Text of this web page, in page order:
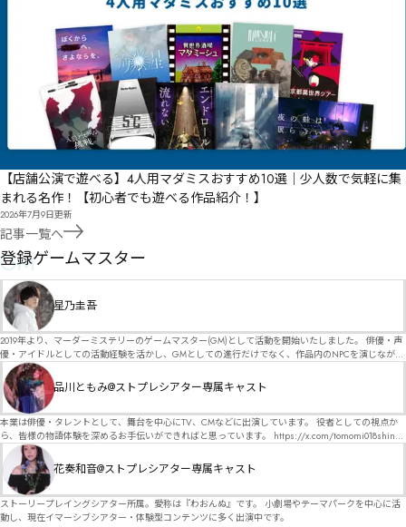
【店舗公演で遊べる】4人用マダミスおすすめ10選｜少人数で気軽に集
まれる名作！【初心者でも遊べる作品紹介！】
2026年7月9日更新
記事一覧へ
GM
登録ゲームマスター
星乃圭吾
2019年より、マーダーミステリーのゲームマスター(GM)として活動を開始いたしました。 俳優・声
優・アイドルとしての活動経験を活かし、GMとしての進行だけでなく、作品内のNPCを演じなが
ら、お客様に物語の世界へ入り込んでいただくような演出・サービスを得意としています。 自分自
身でも作品制作を行っているので、作家さんが作品に込めた想いや意図を大切にしながら、その作
品の魅力をお客様に届けられるような公演を心がけています。 参加してくださる皆様がどんなエン
ディングを迎えるのか、どんな物語が生まれるのかを想像しながら、公演を進めていく時間が本当
に大好きです！ 対応可能作品は、オフライン（対面）作品のみとなります。 得意分野をひとつ挙げ
るなら恋愛もの（恋愛要素を含むシナリオ）ですが、ファンタジー、デスゲーム、青春ものなど、
ジャンルを問わず幅広く対応可能です！お任せください！ 《所属団体・店舗》 ★ Lanbelysma -ラン
ビリズマ- (代表・制作・GM) ★ ストーリープレイングシアター (GM) ★ フィネガンズ ウェイク
(GM)
品川ともみ@ストプレシアター専属キャスト
本業は俳優・タレントとして、舞台を中心にTV、CMなどに出演しています。 役者としての視点か
ら、皆様の物語体験を深めるお手伝いができればと思っています。 https://x.com/tomomi018shin?
s=11 活動内容はSNSにて投稿しています。 SPT所属。 ストーリープレイングシアター「星詠みの
標」にてGMデビュー。 ボードゲーム×体感型演劇 イマーシブカフェ「コアクト」(不定期開催)出
演中。
花奏和音@ストプレシアター専属キャスト
ストーリープレイングシアター所属。愛称は『わおんぬ』です。 小劇場やテーマパークを中心に活
動し、現在イマーシブシアター・体験型コンテンツに多く出演中です。